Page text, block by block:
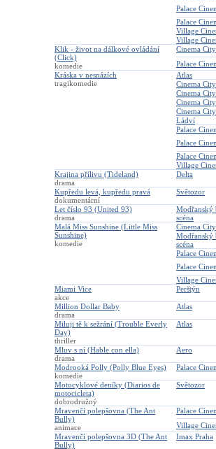
Palace
Palace
Village
Village
Klik - život na dálkové ovládání
(Click)
komedie
Cinema
Palace
Kráska v nesnázích
tragikomedie
Atlas
Cinema
Cinema
Cinema
Cinema
Ládví
Palace
Palace
Palace
Village
Krajina přílivu (Tideland)
drama
Delta
Kupředu levá, kupředu pravá
dokumentární
Světozor
Let číslo 93 (United 93)
drama
Modřanský
scéna
Malá Miss Sunshine (Little Miss
Sunshine)
komedie
Cinema
Modřanský
scéna
Palace
Palace
Village
Miami Vice
akce
Perštýn
Million Dollar Baby
drama
Atlas
Miluji tě k sežrání (Trouble Everly
Day)
thriller
Atlas
Mluv s ní (Hable con ella)
drama
Aero
Modrooká Polly (Polly Blue Eyes)
komedie
Palace
Motocyklové deníky (Diarios de
motocicleta)
dobrodružný
Světozor
Mravenčí polepšovna (The Ant
Bully)
animace
Palace
Village
Mravenčí polepšovna 3D (The Ant
Bully)
Imax Praha